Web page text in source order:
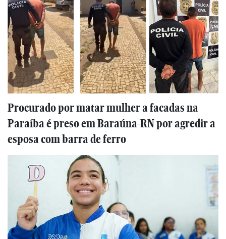
Procurado por matar mulher a facadas na
Paraíba é preso em Baraúna-RN por agredir a
esposa com barra de ferro